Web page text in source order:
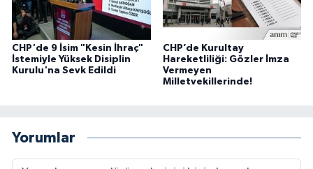
CHP'de 9 İsim "Kesin İhraç"
İstemiyle Yüksek Disiplin
Kurulu'na Sevk Edildi
CHP’de Kurultay
Hareketliliği: Gözler İmza
Vermeyen
Milletvekillerinde!
Yorumlar